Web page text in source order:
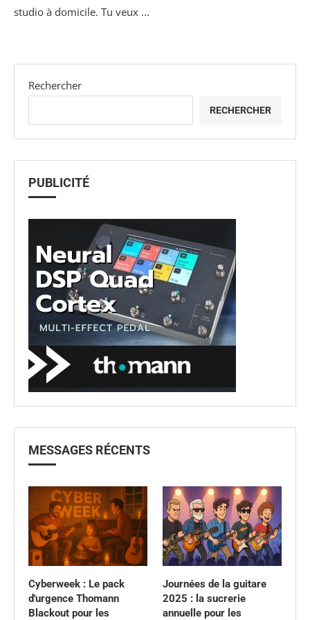
studio à domicile. Tu veux ...
Rechercher
RECHERCHER
PUBLICITÉ
MESSAGES RÉCENTS
Cyberweek : Le pack
d'urgence Thomann
Blackout pour les
Journées de la guitare
2025 : la sucrerie
annuelle pour les